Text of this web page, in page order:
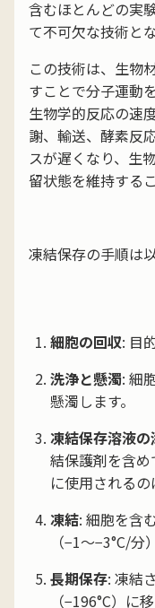
含むほとんどの実
て不可欠な技術と
この技術は、生物
すことで分子運動
生物学的反応の速
謝、輸送、酵素反
スが遅くなり、生
留状態を維持する
凍結保存の手順は
細胞の回収: 目
洗浄と懸濁: 細
懸濁します。
凍結保存溶液の
結保護剤を含
に使用されるの
凍結: 細胞を含
（−1〜−3°C/分
長期保存: 凍結
（−196°C）に